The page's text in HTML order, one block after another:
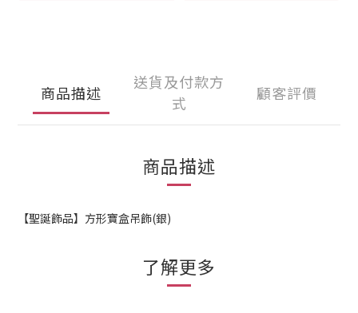
商品描述
送貨及付款方
式
顧客評價
商品描述
【聖誕飾品】方形寶盒吊飾(銀)
了解更多